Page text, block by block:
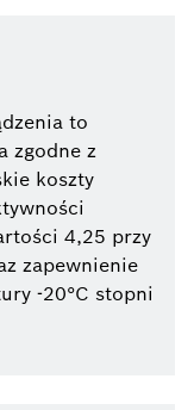
to
zgodne z
koszty
4,25 przy
zapewnienie
-20°C stopni